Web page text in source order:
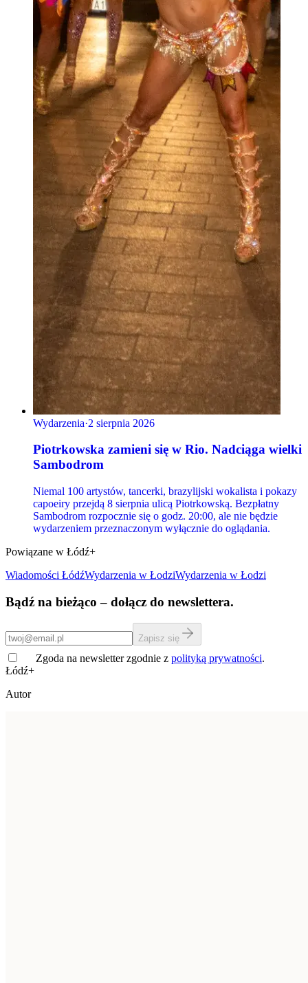
Wydarzenia·2 sierpnia 2026
Piotrkowska zamieni się w Rio. Nadciąga wielki
Sambodrom
Niemal 100 artystów, tancerki, brazylijski wokalista i pokazy
capoeiry przejdą 8 sierpnia ulicą Piotrkowską. Bezpłatny
Sambodrom rozpocznie się o godz. 20:00, ale nie będzie
wydarzeniem przeznaczonym wyłącznie do oglądania.
Powiązane w Łódź+
Wiadomości ŁódźWydarzenia w ŁodziWydarzenia w Łodzi
Bądź na bieżąco – dołącz do newslettera.
Zapisz się
Zgoda na newsletter zgodnie z polityką prywatności.
Łódź+
Autor